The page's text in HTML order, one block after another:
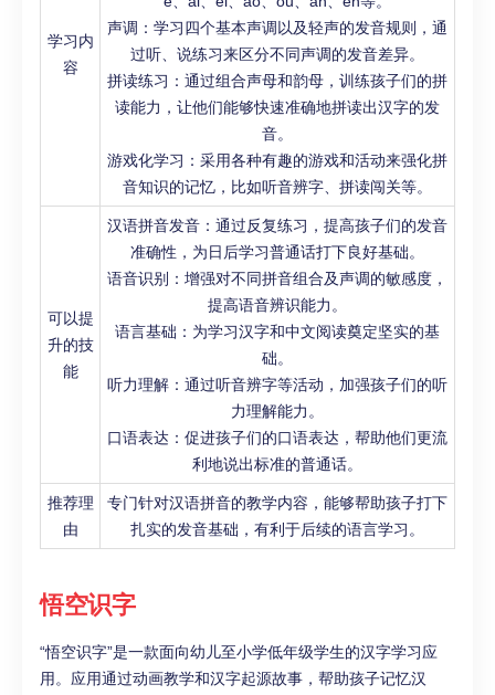
学习内
容
声调：学习四个基本声调以及轻声的发音规则，通
过听、说练习来区分不同声调的发音差异。
拼读练习：通过组合声母和韵母，训练孩子们的拼
读能力，让他们能够快速准确地拼读出汉字的发
音。
游戏化学习：采用各种有趣的游戏和活动来强化拼
音知识的记忆，比如听音辨字、拼读闯关等。
可以提
升的技
能
汉语拼音发音：通过反复练习，提高孩子们的发音
准确性，为日后学习普通话打下良好基础。
语音识别：增强对不同拼音组合及声调的敏感度，
提高语音辨识能力。
语言基础：为学习汉字和中文阅读奠定坚实的基
础。
听力理解：通过听音辨字等活动，加强孩子们的听
力理解能力。
口语表达：促进孩子们的口语表达，帮助他们更流
利地说出标准的普通话。
推荐理
由
专门针对汉语拼音的教学内容，能够帮助孩子打下
扎实的发音基础，有利于后续的语言学习。
悟空识字
“悟空识字”是一款面向幼儿至小学低年级学生的汉字学习应
用。应用通过动画教学和汉字起源故事，帮助孩子记忆汉